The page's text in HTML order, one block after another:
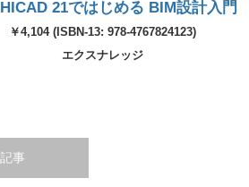
21ではじめる BIM設計入門
￥4,104 (ISBN-13: 978-4767824123)
エクスナレッジ
事